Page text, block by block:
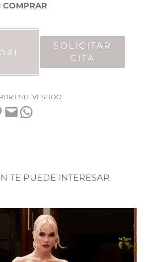
COMPRAR
SOLICITAR
CITA
ESTE VESTIDO
Envía esta página por correo electrónico Compartir en WhatsApp
TE PUEDE INTERESAR